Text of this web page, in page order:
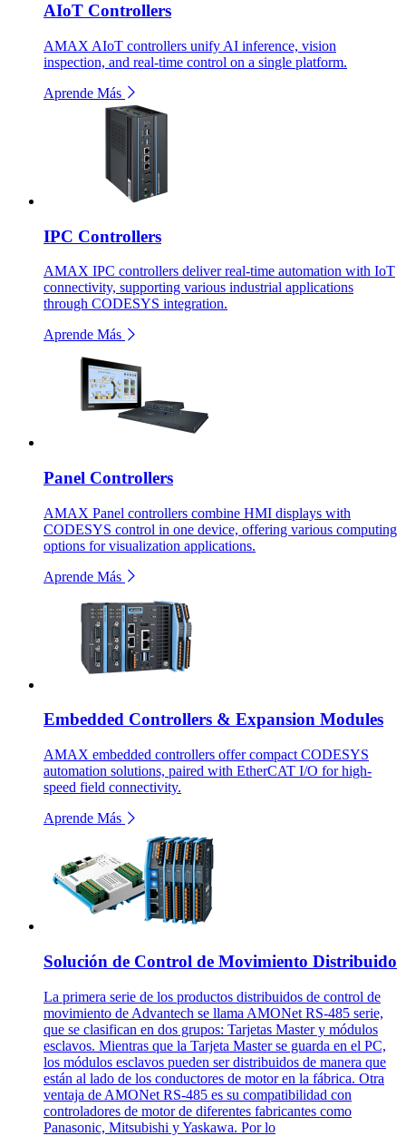
AIoT Controllers
AMAX AIoT controllers unify AI inference, vision
inspection, and real-time control on a single platform.
Aprende Más
IPC Controllers
AMAX IPC controllers deliver real-time automation with IoT
connectivity, supporting various industrial applications
through CODESYS integration.
Aprende Más
Panel Controllers
AMAX Panel controllers combine HMI displays with
CODESYS control in one device, offering various computing
options for visualization applications.
Aprende Más
Embedded Controllers & Expansion Modules
AMAX embedded controllers offer compact CODESYS
automation solutions, paired with EtherCAT I/O for high-
speed field connectivity.
Aprende Más
Solución de Control de Movimiento Distribuido
La primera serie de los productos distribuidos de control de
movimiento de Advantech se llama AMONet RS-485 serie,
que se clasifican en dos grupos: Tarjetas Master y módulos
esclavos. Mientras que la Tarjeta Master se guarda en el PC,
los módulos esclavos pueden ser distribuidos de manera que
están al lado de los conductores de motor en la fábrica. Otra
ventaja de AMONet RS-485 es su compatibilidad con
controladores de motor de diferentes fabricantes como
Panasonic, Mitsubishi y Yaskawa. Por lo